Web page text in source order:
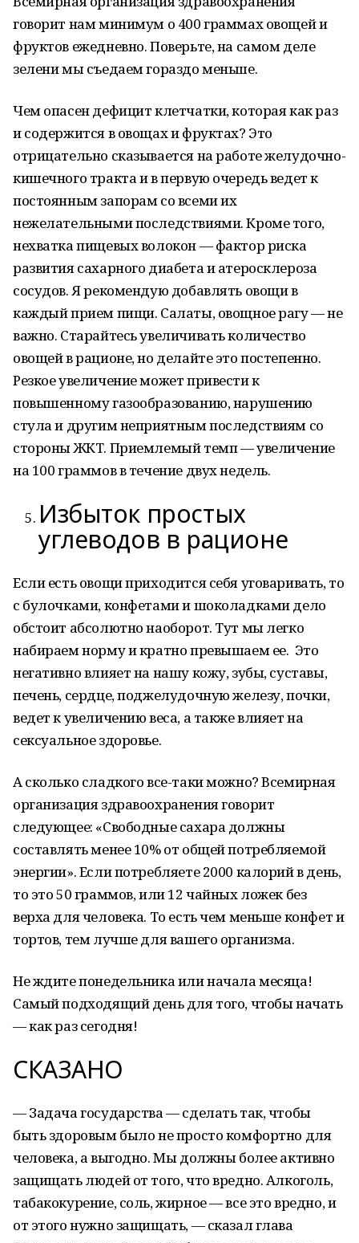
говорит нам минимум о 400 граммах овощей и
фруктов ежедневно. Поверьте, на самом деле
зелени мы съедаем гораздо меньше.
Чем опасен дефицит клетчатки, которая как раз
и содержится в овощах и фруктах? Это
отрицательно сказывается на работе желудочно-
кишечного тракта и в первую очередь ведет к
постоянным запорам со всеми их
нежелательными последствиями. Кроме того,
нехватка пищевых волокон — фактор риска
развития сахарного диабета и атеросклероза
сосудов. Я рекомендую добавлять овощи в
каждый прием пищи. Салаты, овощное рагу — не
важно. Старайтесь увеличивать количество
овощей в рационе, но делайте это постепенно.
Резкое увеличение может привести к
повышенному газообразованию, нарушению
стула и другим неприятным последствиям со
стороны ЖКТ. Приемлемый темп — увеличение
на 100 граммов в течение двух недель.
Избыток простых
углеводов в рационе
Если есть овощи приходится себя уговаривать, то
с булочками, конфетами и шоколадками дело
обстоит абсолютно наоборот. Тут мы легко
набираем норму и кратно превышаем ее. Это
негативно влия­ет на нашу кожу, зубы, суставы,
печень, сердце, поджелудочную железу, почки,
ведет к увеличению веса, а также влияет на
сексуальное здоровье.
А сколько сладкого все-таки можно? Всемирная
организация здравоохранения говорит
следующее: «Свободные сахара должны
составлять менее 10% от общей потребляемой
энергии». Если потребляете 2000 калорий в день,
то это 50 граммов, или 12 чайных ложек без
верха для человека. То есть чем меньше конфет и
тортов, тем лучше для вашего организма.
Не ждите понедельника или начала месяца!
Самый подходящий день для того, чтобы начать
— как раз сегодня!
СКАЗАНО
— Задача государства — сделать так, чтобы
быть здоровым было не просто комфортно для
человека, а выгодно. Мы должны более активно
защищать людей от того, что вредно. Алкоголь,
табакокурение, соль, жирное — все это вредно, и
от этого нужно защищать, — сказал глава